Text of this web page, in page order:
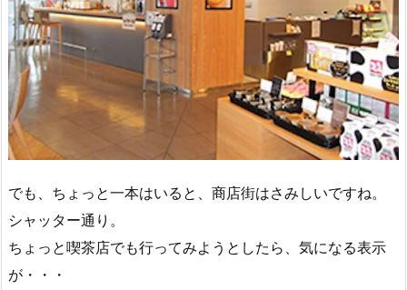
でも、ちょっと一本はいると、商店街はさみしいですね。
シャッター通り。
ちょっと喫茶店でも行ってみようとしたら、気になる表示
が・・・